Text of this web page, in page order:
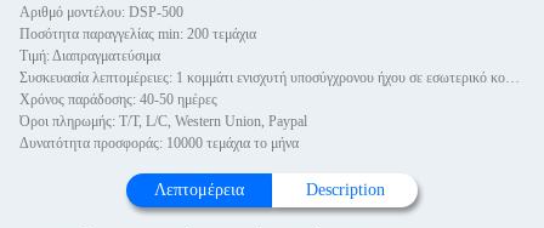
Αριθμό μοντέλου: DSP-500
Ποσότητα παραγγελίας min: 200 τεμάχια
Τιμή: Διαπραγματεύσιμα
Συσκευασία λεπτομέρειες: 1 κομμάτι ενισχυτή υποσύγχρονου ήχου σε εσωτερικό κουτί, στη συνέχεια συσκευασμένο σε εξωτερικό κουτ
Χρόνος παράδοσης: 40-50 ημέρες
Όροι πληρωμής: T/T, L/C, Western Union, Paypal
Δυνατότητα προσφοράς: 10000 τεμάχια το μήνα
Λεπτομέρεια Description